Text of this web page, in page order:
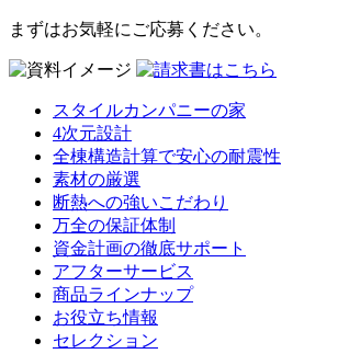
まずはお気軽にご応募ください。
スタイルカンパニーの家
4次元設計
全棟構造計算で安心の耐震性
素材の厳選
断熱への強いこだわり
万全の保証体制
資金計画の徹底サポート
アフターサービス
商品ラインナップ
お役立ち情報
セレクション